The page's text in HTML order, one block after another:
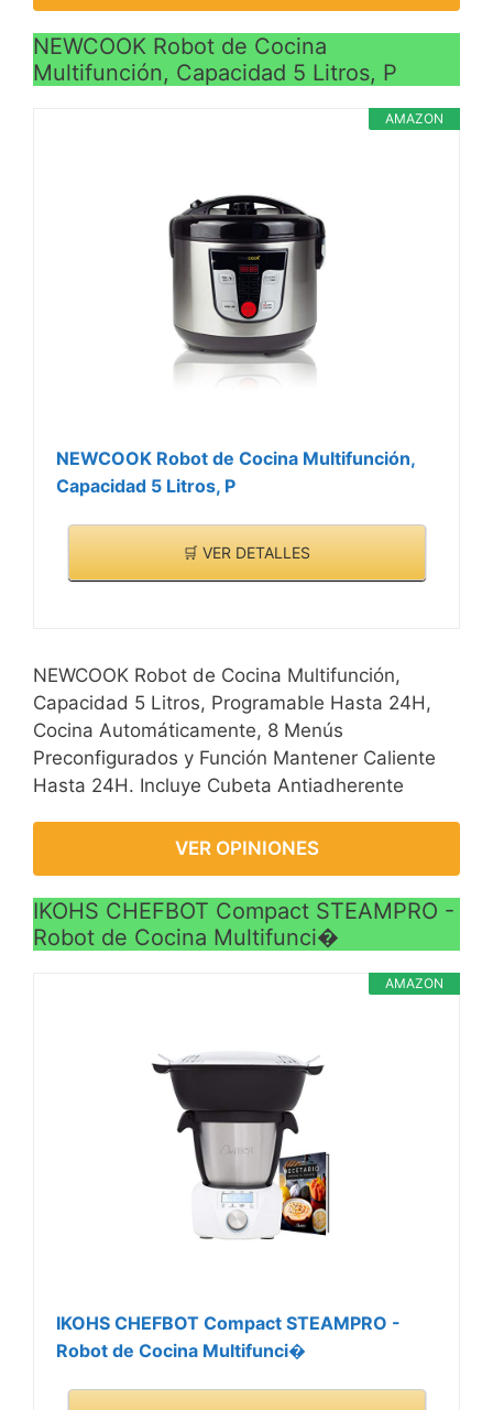
NEWCOOK Robot de Cocina
Multifunción, Capacidad 5 Litros, P
AMAZON
NEWCOOK Robot de Cocina Multifunción,
Capacidad 5 Litros, P
🛒 VER DETALLES
NEWCOOK Robot de Cocina Multifunción,
Capacidad 5 Litros, Programable Hasta 24H,
Cocina Automáticamente, 8 Menús
Preconfigurados y Función Mantener Caliente
Hasta 24H. Incluye Cubeta Antiadherente
VER OPINIONES
IKOHS CHEFBOT Compact STEAMPRO -
Robot de Cocina Multifunci�
AMAZON
IKOHS CHEFBOT Compact STEAMPRO -
Robot de Cocina Multifunci�